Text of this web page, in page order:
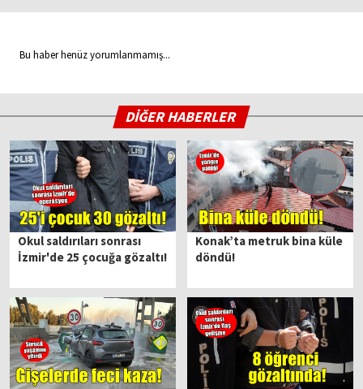
Bu haber henüz yorumlanmamış...
DİĞER HABERLER
Okul saldırıları sonrası
İzmir'de 25 çocuğa gözaltı!
Konak’ta metruk bina küle
döndü!